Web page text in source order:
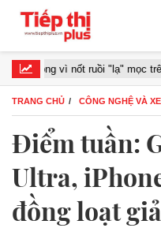
nốt ruồi "lạ" mọc trên trán, bác
TRANG CHỦ CÔNG NGHỆ VÀ XE
Điểm tuần:
Ultra,
đồng loạt